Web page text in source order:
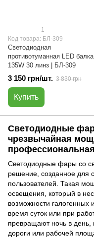
1
Код товара: БЛ-309
Светодиодная
противотуманная LED балка
135W 30 линз | БЛ-309
3 150 грн/шт. 3 830 грн
Купить
Светодиодные
чрезвычайная
Светодиодные фары со
решение, созданное для
пользователей. Такая
освещения, который в
возможности
время суток или при
превращают ночь в день,
дороги или рабочей